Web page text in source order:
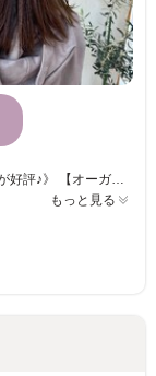
《ダメージ軽減の薬剤を使用》《丁寧な技術と接客が好評♪》 【オーガニックをベースにしたサロン☆頭皮＆美髪ケアで贅沢な癒しのサロンタイムをご提供☆彡】 天然木と植物で優しい雰囲気の店内♪手触り、質感にもこだわったヘアを美しく魅せるカラー♪♪ 髪と地肌のケアにこだわりヘッドスパやオーガニックカラーが充実の取り揃え◎ オシャレでHappyな毎日を送りませんか？一緒にお客様の魅力を引き出します！
もっと見る